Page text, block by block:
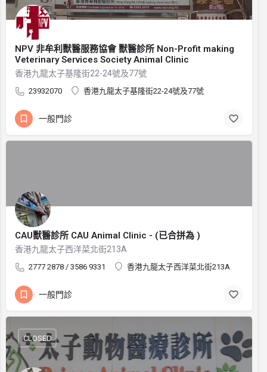
NPV 非牟利獸醫服務協會 獸醫診所 Non-Profit making
Veterinary Services Society Animal Clinic
香港九龍太子基隆街22-24號及77號
23932070 香港九龍太子基隆街22-24號及77號
一般門診
CAU獸醫診所 CAU Animal Clinic - (已合拼為 )
香港九龍太子西洋菜北街213A
2777 2878 / 3586 9331 香港九龍太子西洋菜北街213A
一般門診
CLOSED